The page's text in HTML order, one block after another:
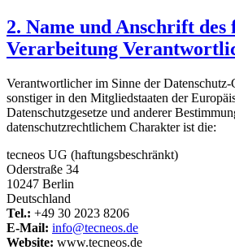
2. Name und Anschrift des
Verarbeitung
Verantwortlicher im Sinne der
sonstiger in den Mitgliedstaaten der
Datenschutzgesetze und anderer
datenschutzrechtlichem Charakter ist die:
tecneos UG (haftungsbeschränkt)
Oderstraße 34
10247 Berlin
Deutschland
Tel.: +49 30 2023 8206
E-Mail: info@tecneos.de
Website: www.tecneos.de